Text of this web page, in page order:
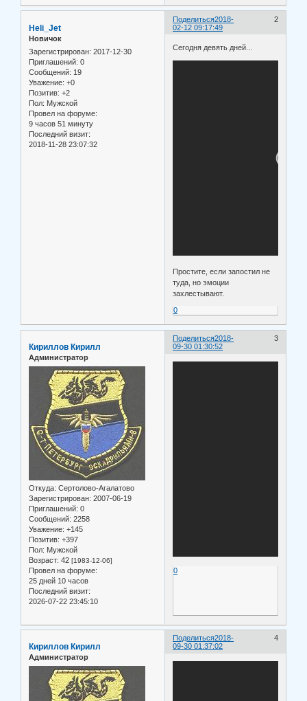
Поделиться 2
2018-
02-12 09:17:49
Heli_Jet
Новичок
Зарегистрирован: 2017-12-30
Приглашений: 0
Сообщений: 19
Уважение: +0
Позитив: +2
Пол: Мужской
Провел на форуме:
9 часов 51 минуту
Последний визит:
2018-11-28 23:07:32
Сегодня девять дней...
Простите, если запостил не
туда, но эмоции
захлестывают.
0
Поделиться 3
2018-
09-30 01:30:52
Кириллов Кирилл
Администратор
Откуда: Сертолово-Агалатово
Зарегистрирован: 2007-06-19
Приглашений: 0
Сообщений: 2258
Уважение: +145
Позитив: +397
Пол: Мужской
Возраст: 42 [1983-12-06]
Провел на форуме:
25 дней 10 часов
Последний визит:
2026-07-22 23:45:10
0
Поделиться 4
2018-
09-30 01:37:02
Кириллов Кирилл
Администратор